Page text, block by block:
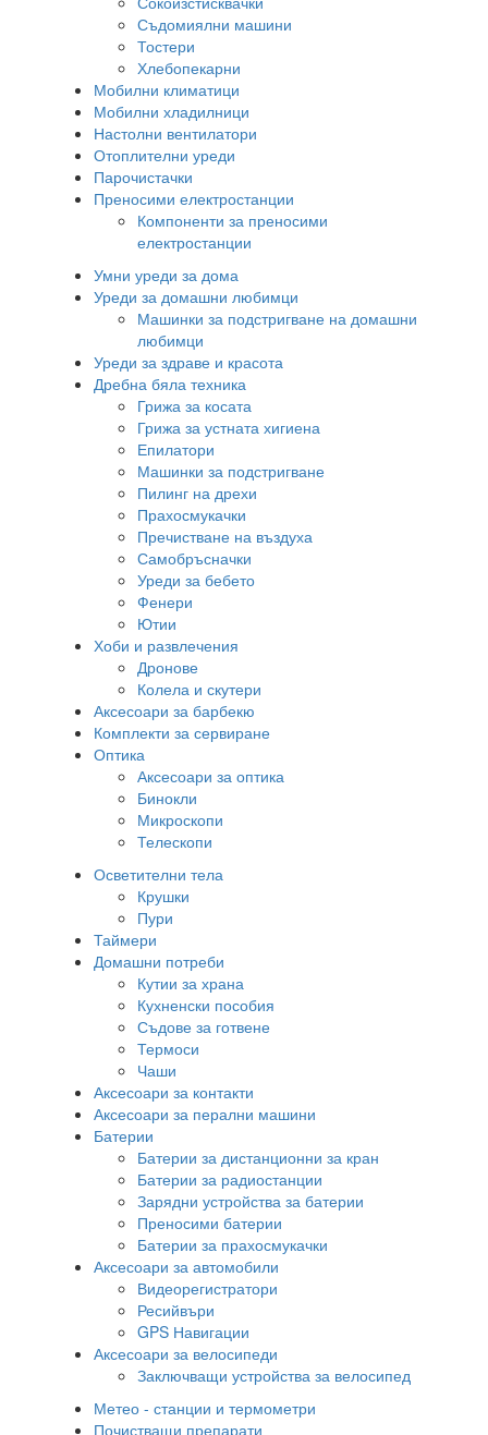
Съдомиялни машини
Тостери
Хлебопекарни
Мобилни климатици
Мобилни хладилници
Настолни вентилатори
Отоплителни уреди
Парочистачки
Преносими електростанции
Компоненти за преносими
електростанции
Умни уреди за дома
Уреди за домашни любимци
Машинки за подстригване на домашни
любимци
Уреди за здраве и красота
Дребна бяла техника
Грижа за косата
Грижа за устната хигиена
Епилатори
Машинки за подстригване
Пилинг на дрехи
Прахосмукачки
Пречистване на въздуха
Самобръсначки
Уреди за бебето
Фенери
Ютии
Хоби и развлечения
Дронове
Колела и скутери
Аксесоари за барбекю
Комплекти за сервиране
Оптика
Аксесоари за оптика
Бинокли
Микроскопи
Телескопи
Осветителни тела
Крушки
Пури
Таймери
Домашни потреби
Кутии за храна
Кухненски пособия
Съдове за готвене
Термоси
Чаши
Аксесоари за контакти
Аксесоари за перални машини
Батерии
Батерии за дистанционни за кран
Батерии за радиостанции
Зарядни устройства за батерии
Преносими батерии
Батерии за прахосмукачки
Аксесоари за автомобили
Видеорегистратори
Ресийвъри
GPS Навигации
Аксесоари за велосипеди
Заключващи устройства за велосипед
Метео - станции и термометри
Почистващи препарати